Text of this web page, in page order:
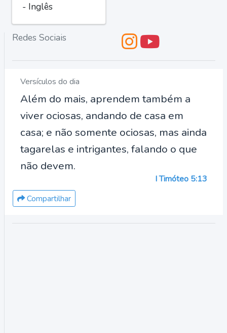
- Inglês
Redes Sociais
Versículos do dia
Além do mais, aprendem também a
viver ociosas, andando de casa em
casa; e não somente ociosas, mas ainda
tagarelas e intrigantes, falando o que
não devem.
I Timóteo 5:13
Compartilhar